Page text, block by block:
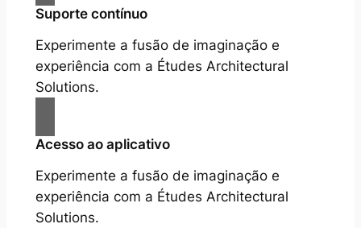
Suporte contínuo
Experimente a fusão de imaginação e
experiência com a Études Architectural
Solutions.
Acesso ao aplicativo
Experimente a fusão de imaginação e
experiência com a Études Architectural
Solutions.